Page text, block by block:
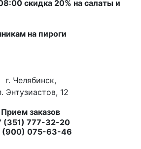
скидка 20% на салаты и
на пироги
г. Челябинск,
Энтузиастов, 12
Прием заказов
(351) 777-32-20
(900) 075-63-46